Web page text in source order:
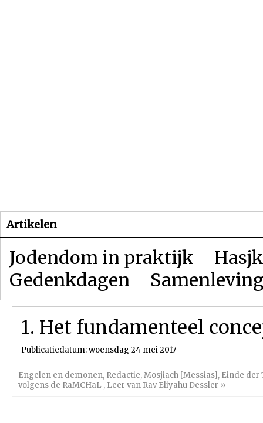
Artikelen
Jodendom in praktijk
Gedenkdagen
1. Het fundamenteel
Publicatiedatum: woensdag 24 mei 2017
Engelen en demonen, Redactie,Mosjiach [Messias], Einde der
volgens de RaMCHaL , Leer van Rav Eliyahu Dessler »